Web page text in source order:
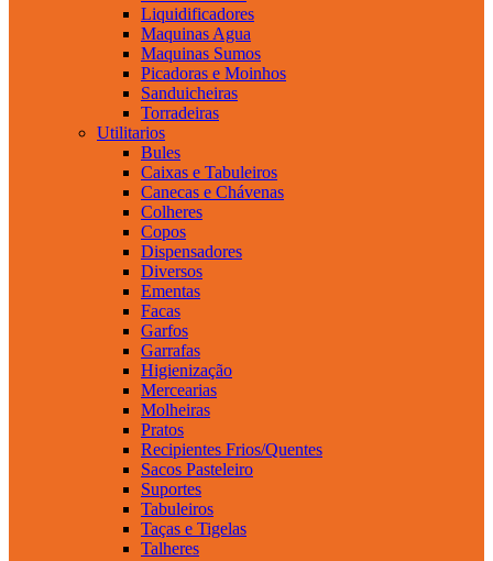
Liquidificadores
Maquinas Agua
Maquinas Sumos
Picadoras e Moinhos
Sanduicheiras
Torradeiras
Utilitarios
Bules
Caixas e Tabuleiros
Canecas e Chávenas
Colheres
Copos
Dispensadores
Diversos
Ementas
Facas
Garfos
Garrafas
Higienização
Mercearias
Molheiras
Pratos
Recipientes Frios/Quentes
Sacos Pasteleiro
Suportes
Tabuleiros
Taças e Tigelas
Talheres